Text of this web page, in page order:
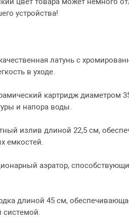
устройства!
латунь с
в уходе.​
картридж диаметром
и напора воды.​
излив длиной 22,5 см,
емкостей.​
аэратор,
длиной 45 см,
системой.​